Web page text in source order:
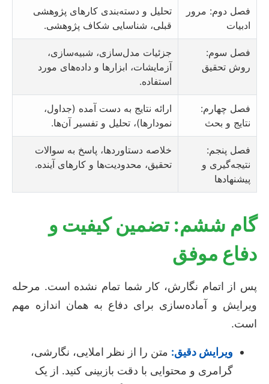
فصل دوم: مرور
ادبیات
تحلیل و دسته‌بندی کارهای پژوهشی
قبلی، شناسایی شکاف پژوهشی.
فصل سوم:
روش تحقیق
جزئیات مدل‌سازی، شبیه‌سازی،
آزمایشات، ابزارها و داده‌های مورد
استفاده.
فصل چهارم:
نتایج و بحث
ارائه نتایج به دست آمده (جداول،
نمودارها)، تحلیل و تفسیر آن‌ها.
فصل پنجم:
نتیجه‌گیری و
پیشنهادها
خلاصه دستاوردها، پاسخ به سوالات
تحقیق، محدودیت‌ها و کارهای آینده.
گام ششم: تضمین کیفیت و
دفاع موفق
پس از اتمام نگارش، کار شما تمام نشده است. مرحله
ویرایش و آماده‌سازی برای دفاع به همان اندازه مهم
است.
ویرایش دقیق: متن را از نظر املایی، نگارشی،
گرامری و محتوایی با دقت بازبینی کنید. از یک